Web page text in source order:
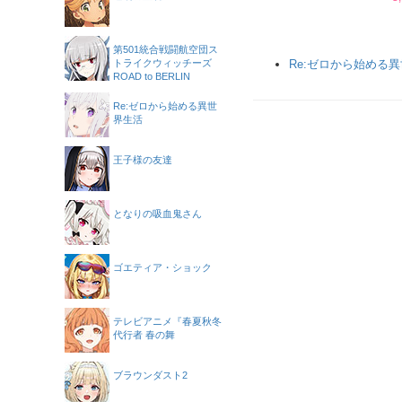
Re:ゼロから始める
第501統合戦闘航空団ス
トライクウィッチーズ
ROAD to BERLIN
Re:ゼロから始める異世
界生活
王子様の友達
となりの吸血鬼さん
ゴエティア・ショック
テレビアニメ『春夏秋冬
代行者 春の舞
ブラウンダスト2